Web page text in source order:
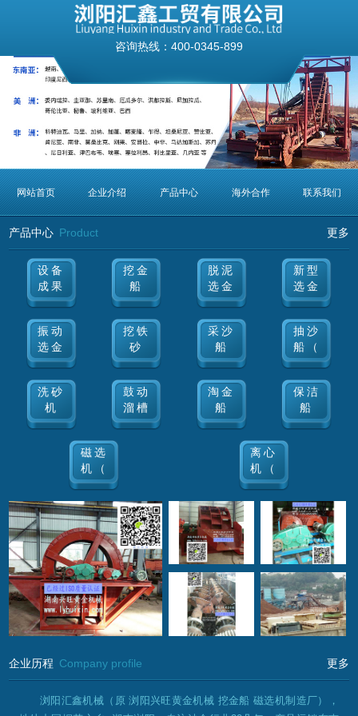
咨询热线： 400-0345-899
网站首页 企业介绍 产品中心 海外合作 联系我们
产品中心 Product 更多
设备
成果
挖金
船
脱泥
选金
新型
选金
振动
选金
挖铁
砂
采沙
船
抽沙
船（
洗砂
机
鼓动
溜槽
淘金
船
保洁
船
磁选
机（
离心
机（
企业历程 Company profile 更多
浏阳汇鑫机械（原 浏阳兴旺黄金机械 挖金船 磁选机制造厂）​，